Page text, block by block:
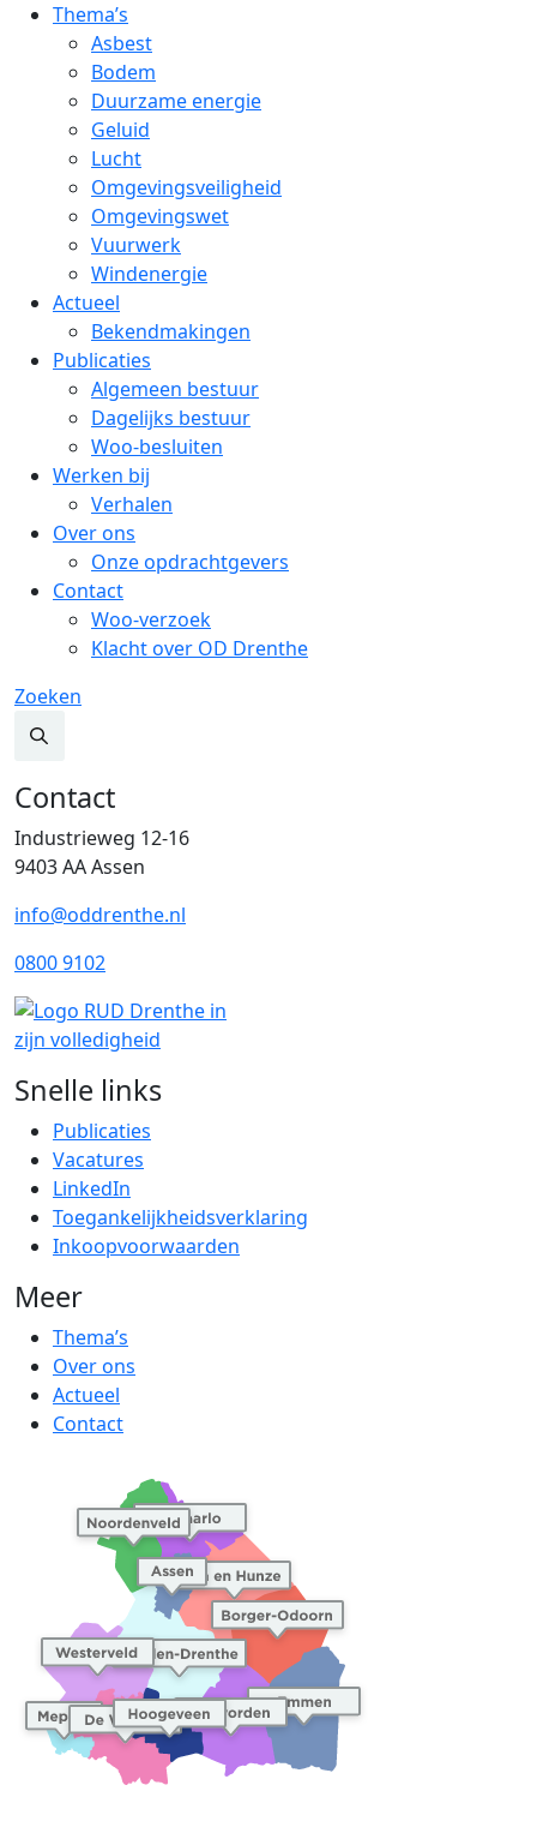
Thema’s
Asbest
Bodem
Duurzame energie
Geluid
Lucht
Omgevingsveiligheid
Omgevingswet
Vuurwerk
Windenergie
Actueel
Bekendmakingen
Publicaties
Algemeen bestuur
Dagelijks bestuur
Woo-besluiten
Werken bij
Verhalen
Over ons
Onze opdrachtgevers
Contact
Woo-verzoek
Klacht over OD Drenthe
Zoeken
Contact
Industrieweg 12-16
9403 AA Assen
info@oddrenthe.nl
0800 9102
Snelle links
Publicaties
Vacatures
LinkedIn
Toegankelijkheidsverklaring
Inkoopvoorwaarden
Meer
Thema’s
Over ons
Actueel
Contact